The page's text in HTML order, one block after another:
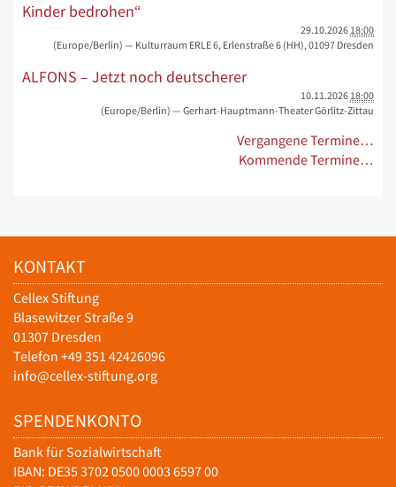
Kinder bedrohen“
29.10.2026 18:00
(Europe/Berlin) — Kulturraum ERLE 6, Erlenstraße 6 (HH), 01097 Dresden
ALFONS – Jetzt noch deutscherer
10.11.2026 18:00
(Europe/Berlin) — Gerhart-Hauptmann-Theater Görlitz-Zittau
Vergangene Termine…
Kommende Termine…
KONTAKT
Cellex Stiftung
Blasewitzer Straße 9
01307 Dresden
Telefon +49 351 42426096
info@cellex-stiftung.org
SPENDENKONTO
Bank für Sozialwirtschaft
IBAN: DE35 3702 0500 0003 6597 00